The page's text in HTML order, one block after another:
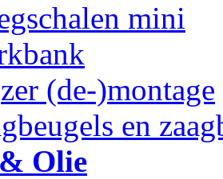
mini
(de-)montage
en
Olie